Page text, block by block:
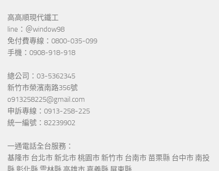
高高順現代鐵工
line：＠window98
免付費專線：0800-035-099
手機：0908-918-918
總公司：03-5362345
新竹市榮濱南路356號
o913258225@gmail.com
申訴專線：0913-258-225
統一編號：82239902
一通電話全台服務：
基隆市 台北市 新北市 桃園市 新竹市 台南市 苗栗縣 台中市 南投